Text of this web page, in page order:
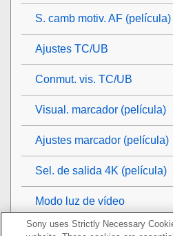
S. camb motiv. AF (película)
Ajustes TC/UB
Conmut. vis. TC/UB
Visual. marcador (película)
Ajustes marcador (película)
Sel. de salida 4K (película)
Modo luz de vídeo
Visionado
Sony uses Strictly Necessary